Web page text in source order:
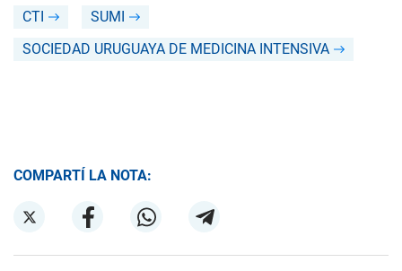
CTI
SUMI
SOCIEDAD URUGUAYA DE MEDICINA INTENSIVA
COMPARTÍ LA NOTA: